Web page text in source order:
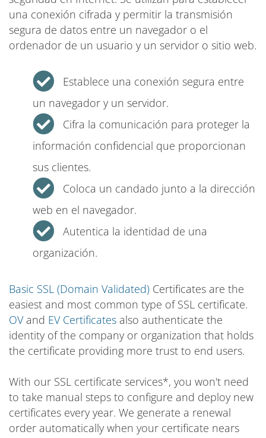
una conexión cifrada y permitir la transmisión
segura de datos entre un navegador o el
ordenador de un usuario y un servidor o sitio web.
Establece una conexión segura entre
un navegador y un servidor.
Cifra la comunicación para proteger la
información confidencial que proporcionan
sus clientes.
Coloca un candado junto a la dirección
web en el navegador.
Autentica la identidad de una
organización.
Basic SSL (Domain Validated) Certificates are the
easiest and most common type of SSL certificate.
OVand EV Certificates also authenticate the
identity of the company or organization that holds
the certificate providing more trust to end users.
With our SSL certificate services*, you won't need
to take manual steps to configure and deploy new
certificates every year. We generate a renewal
order automatically when your certificate nears